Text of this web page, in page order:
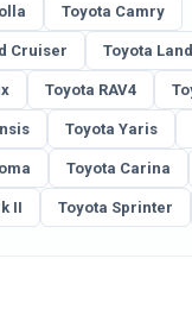
Toyota Camry
Cruiser Toyota
Toyota RAV4
Toyota Yaris
Toyota Carina
II Toyota Sprinter